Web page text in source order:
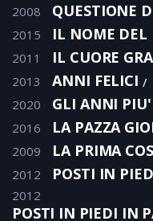
2008 QUESTIONE
2015 IL NOME DEL
2011 IL CUORE
2013 ANNI FELICI
2020 GLI ANNI
2016 LA PAZZA
2009 LA PRIMA
2012 POSTI IN
2012
POSTI IN PIEDI IN